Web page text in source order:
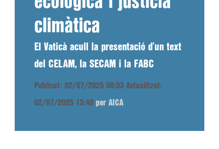
climàtica
El Vaticà acull la presentació d’un text
del CELAM, la SECAM i la FABC
Publicat: 02/07/2025 08:03 Actualitzat:
02/07/2025 13:40 per AICA